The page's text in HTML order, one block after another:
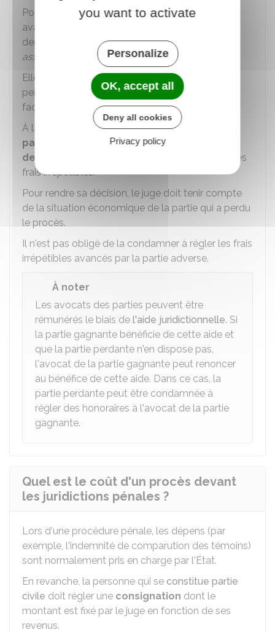
Pour obtenir un remboursement, la partie qui a
avancé ces frais (ou son
demande par écrit (par exemple, dans son
assignation
Elle doit également fournir tous les documents
permettant de justifier sa demande (devis,
factures, etc.).
À la fin du procès, le jugepeutordonner que la
partie condamnée à régler tout ou partie
des dépens
soit également obligée de payer les
frais irrépétibles.
Pour rendre sa décision, le juge doit tenir compte
de la situation économique de la partie qui a perdu
le procès.
Il n'est pas obligé de la condamner à régler les frais
irrépétibles avancés par la partie adverse.
À noter
Les avocats des parties peuvent être
rémunérés le biais de l'aide juridictionnelle. Si
la partie gagnante bénéficie de cette aide et
que la partie perdante n'en dispose pas,
l'avocat de la partie gagnante peut renoncer
au bénéfice de cette aide. Dans ce cas, la
partie perdante peut être condamnée à
régler des honoraires à l'avocat de la partie
gagnante.
Quel est le coût d'un procès devant
les juridictions pénales ?
Lors d'une procédure pénale, les dépens (par
exemple, l'indemnité de comparution des témoins)
sont normalement pris en charge par l'État.
En revanche, la personne qui se constitue partie
civile doit régler une consignation dont le
montant est fixé par le juge en fonction de ses
revenus.
you want to activate
Personalize
OK, accept all
Deny all cookies
Privacy policy